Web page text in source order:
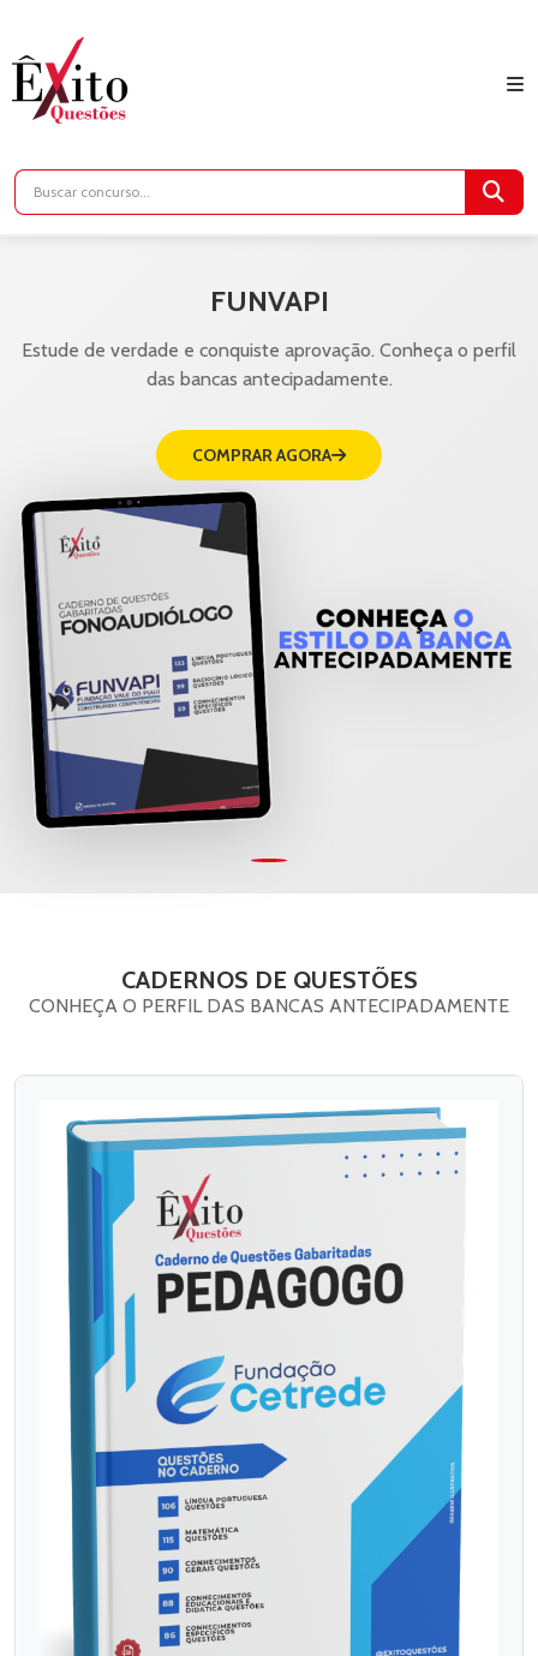
FUNVAPI
Estude de verdade e conquiste aprovação. Conheça o perfil
das bancas antecipadamente.
COMPRAR AGORA
CADERNOS DE QUESTÕES
CONHEÇA O PERFIL DAS BANCAS ANTECIPADAMENTE